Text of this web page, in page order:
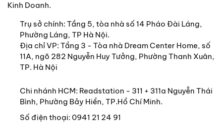
Kinh Doanh.
Trụ sở chính: Tầng 5, tòa nhà số 14 Pháo Đài Láng,
Phường Láng, TP Hà Nội.
Địa chỉ VP: Tầng 3 - Tòa nhà Dream Center Home, số
11A, ngõ 282 Nguyễn Huy Tưởng, Phường Thanh Xuân,
TP. Hà Nội
Chi nhánh HCM: Readstation - 311 + 311a Nguyễn Thái
Bình, Phường Bảy Hiền, TP.Hồ Chí Minh.
Số điện thoại: 0941 21 24 91